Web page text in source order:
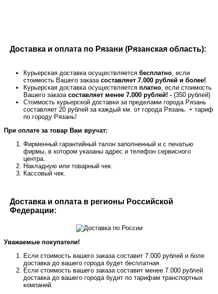
Доставка и оплата по Рязани (Рязанская область):
Курьерская доставка осуществляется бесплатно , если
стоимость Вашего заказа составляет 7.000 рублей и более!
Курьерская доставка осуществляется платно , если стоимость
Вашего заказа составляет менее 7.000 рублей! - (350 рублей)
Стоимость курьерской доставки за пределами города Рязань
составляет 20 рублей за каждый км. от города Рязань. + тариф
по городу Рязань!
При оплате за товар Вам вручат:
Фирменный гарантийный талон заполненный и с печатью
фирмы, в котором указаны адрес и телефон сервисного
центра.
Накладную или товарный чек.
Кассовый чек.
Доставка и оплата в регионы Российской
Федерации:
Уважаемые покупатели!
Если стоимость вашего заказа составит 7.000 рублей и боле
доставка до вашего города будет бесплатная.
Если стоимость вашего заказа составит менее 7.000 рублей
доставка до вашего города будит по тарифам транспортных
компаний.